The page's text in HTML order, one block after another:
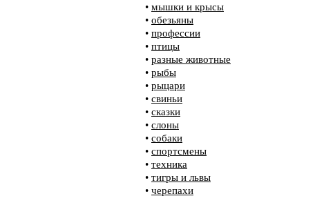
• мышки и крысы
• обезьяны
• профессии
• птицы
• разные животные
• рыбы
• рыцари
• свиньи
• сказки
• слоны
• собаки
• спортсмены
• техника
• тигры и львы
• черепахи